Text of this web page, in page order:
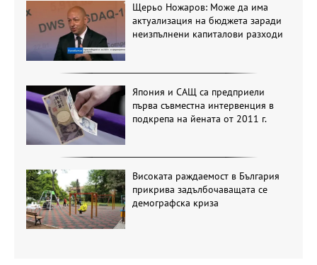
Щерьо Ножаров: Може да има
актуализация на бюджета заради
неизпълнени капиталови разходи
Япония и САЩ са предприели
първа съвместна интервенция в
подкрепа на йената от 2011 г.
Високата раждаемост в България
прикрива задълбочаващата се
демографска криза